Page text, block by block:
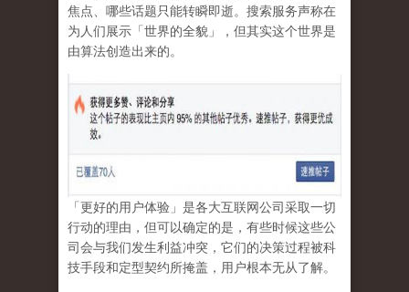
焦点、哪些话题只能转瞬即逝。搜索服务声称在
为人们展示「世界的全貌」，但其实这个世界是
由算法创造出来的。
「更好的用户体验」是各大互联网公司采取一切
行动的理由，但可以确定的是，有些时候这些公
司会与我们发生利益冲突，它们的决策过程被科
技手段和定型契约所掩盖，用户根本无从了解。